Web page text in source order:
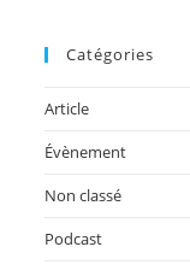
Catégories
Article
Évènement
Non classé
Podcast